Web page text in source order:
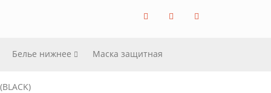
Белье нижнее Маска защитная